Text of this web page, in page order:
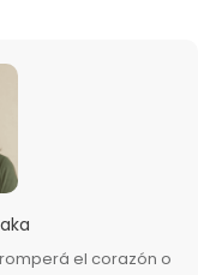
el corazón o